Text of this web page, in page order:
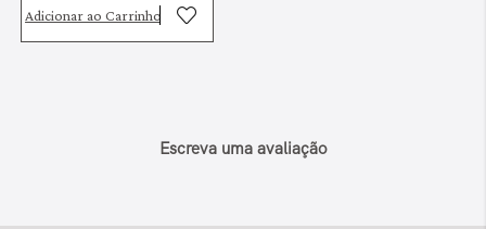
Adicionar ao Carrinho
Escreva uma avaliação